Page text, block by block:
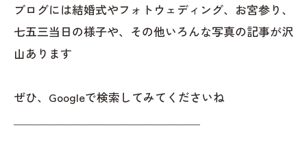
ブログには結婚式やフォトウェディング、お宮参り、
七五三当日の様子や、その他いろんな写真の記事が沢
山あります
ぜひ、Googleで検索してみてくださいね